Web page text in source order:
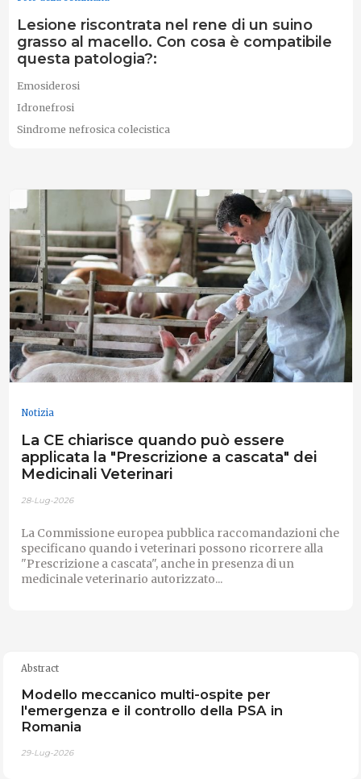
Lesione riscontrata nel rene di un suino
grasso al macello. Con cosa è compatibile
questa patologia?:
Emosiderosi
Idronefrosi
Sindrome nefrosica colecistica
Notizia
La CE chiarisce quando può essere
applicata la "Prescrizione a cascata" dei
Medicinali Veterinari
28-Lug-2026
La Commissione europea pubblica raccomandazioni che
specificano quando i veterinari possono ricorrere alla
"Prescrizione a cascata", anche in presenza di un
medicinale veterinario autorizzato...
Abstract
Modello meccanico multi-ospite per
l'emergenza e il controllo della PSA in
Romania
29-Lug-2026